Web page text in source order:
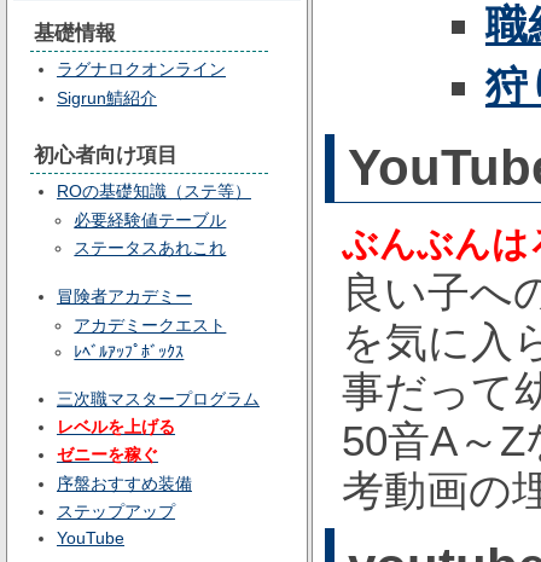
基礎情報
ラグナロクオンライン
Sigrun鯖紹介
初心者向け項目
ROの基礎知識（ステ等）
必要経験値テーブル
ステータスあれこれ
冒険者アカデミー
アカデミークエスト
ﾚﾍﾞﾙｱｯﾌﾟﾎﾞｯｸｽ
三次職マスタープログラム
レベルを上げる
ゼニーを稼ぐ
序盤おすすめ装備
ステップアップ
YouTube
職
狩
ぶんぶんは
良い子へ
を気に入
事だって
50音A～
考動画の